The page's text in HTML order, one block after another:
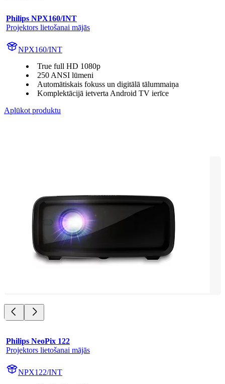
Philips NPX160/INT
Projektors lietošanai mājās
NPX160/INT
True full HD 1080p
250 ANSI lūmeni
Automātiskais fokuss un digitālā tālummaiņa
Komplektācijā ietverta Android TV ierīce
Aplūkot produktu
Philips NeoPix 122
Projektors lietošanai mājās
NPX122/INT